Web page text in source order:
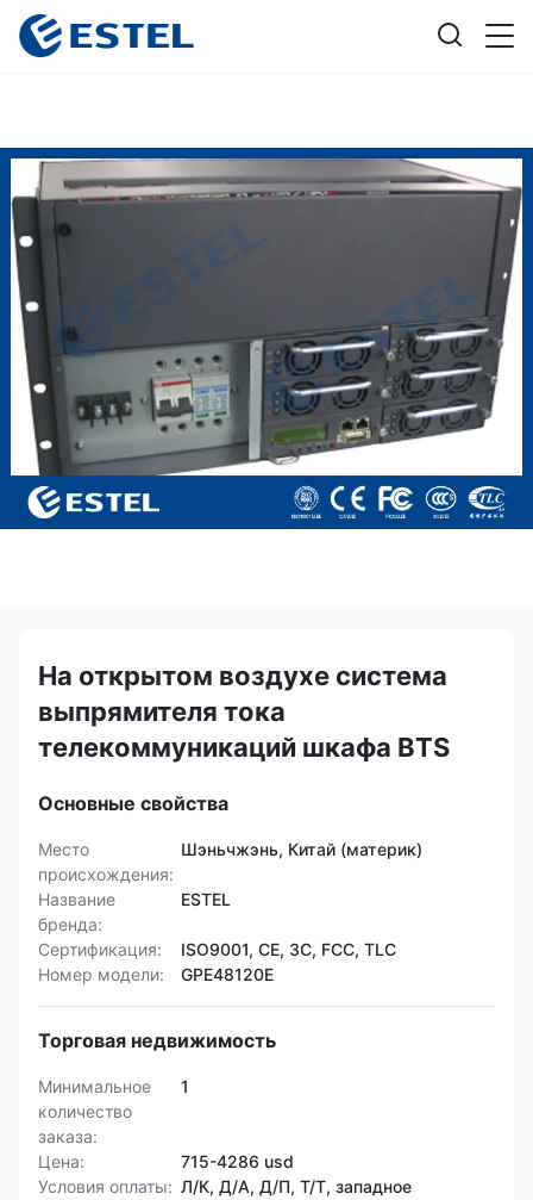
На открытом воздухе система
выпрямителя тока
телекоммуникаций шкафа BTS
Основные свойства
Место
происхождения:
Шэньчжэнь, Китай (материк)
Название
бренда:
ESTEL
Сертификация:
ISO9001, CE, 3C, FCC, TLC
Номер модели:
GPE48120E
Торговая недвижимость
Минимальное
количество
заказа:
1
Цена:
715-4286 usd
Условия оплаты: Л/К, Д/А, Д/П, Т/Т, западное